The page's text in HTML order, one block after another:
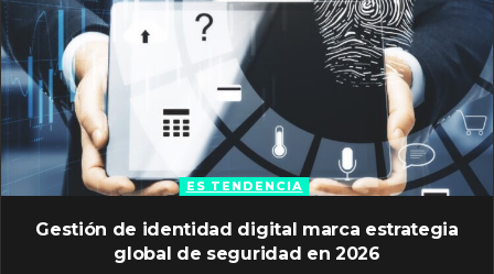
ES TENDENCIA
Gestión de identidad digital marca estrategia
global de seguridad en 2026